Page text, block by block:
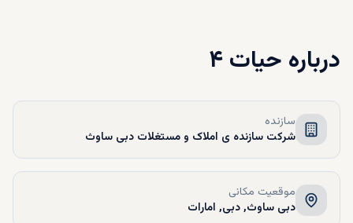
درباره حیات ۴
سازنده
شرکت سازنده ی املاک و مستغلات دبی ساوث
موقعیت مکانی
دبی ساوث, دبی, امارات